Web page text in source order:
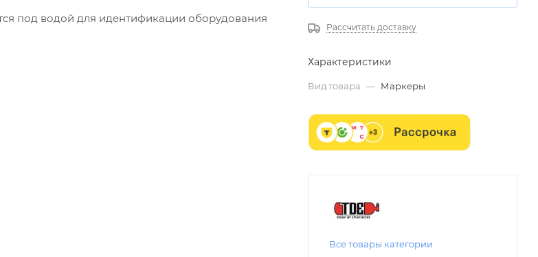
под водой для идентификации оборудования
Рассчитать доставку
Характеристики
Вид товара — Маркеры
Все товары категории